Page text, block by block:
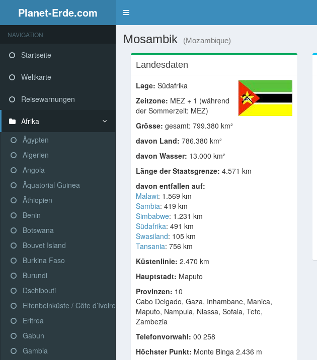
Planet-Erde.com
NAVIGATION
Startseite
Weltkarte
Reisewarnungen
Afrika
Ägypten
Algerien
Angola
Äquatorial Guinea
Äthiopien
Benin
Botswana
Bouvet Island
Burkina Faso
Burundi
Dschibouti
Elfenbeinküste / Côte d’Ivoire
Eritrea
Gabun
Gambia
Mosambik (Mozambique)
Landesdaten
Lage: Südafrika
Zeitzone: MEZ + 1 (während
der Sommerzeit: MEZ)
Grösse: gesamt: 799.380 km²
davon Land: 786.380 km²
davon Wasser: 13.000 km²
Länge der Staatsgrenze: 4.571 km
davon entfallen auf:
Malawi: 1.569 km
Sambia: 419 km
Simbabwe: 1.231 km
Südafrika: 491 km
Swasiland: 105 km
Tansania: 756 km
Küstenlinie: 2.470 km
Hauptstadt: Maputo
Provinzen: 10
Cabo Delgado, Gaza, Inhambane, Manica,
Maputo, Nampula, Niassa, Sofala, Tete,
Zambezia
Telefonvorwahl: 00 258
Höchster Punkt: Monte Binga 2.436 m